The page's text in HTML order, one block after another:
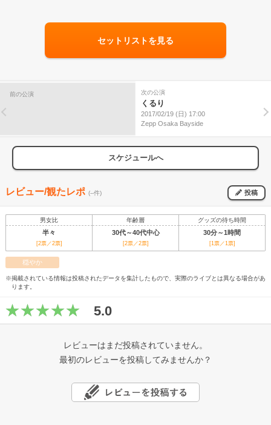
セットリストを見る
前の公演 次の公演
くるり
2017/02/19 (日) 17:00
Zepp Osaka Bayside
スケジュールへ
レビュー/観たレポ (--件) 投稿
男女比 年齢層 グッズの待ち時間
半々 30代～40代中心 30分～1時間
[2票／2票] [2票／2票] [1票／1票]
穏やか
※掲載されている情報は投稿されたデータを集計したもので、実際のライブとは異なる場合があ
ります。
5.0
レビューはまだ投稿されていません。
最初のレビューを投稿してみませんか？